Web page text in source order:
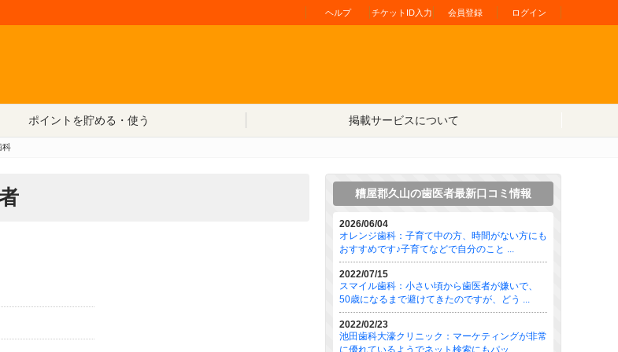
ヘルプ チケットID入力 会員登録 ログイン
ポイントを貯める・使う 掲載サービスについて
科
糟屋郡久山の歯医者最新口コミ情報
2026/06/04
オレンジ歯科：子育て中の方、時間がない方にも
おすすめです♪子育てなどで自分のこと ...
2022/07/15
スマイル歯科：小さい頃から歯医者が嫌いで、
50歳になるまで避けてきたのですが、どう ...
2022/02/23
池田歯科大濠クリニック：マーケティングが非常